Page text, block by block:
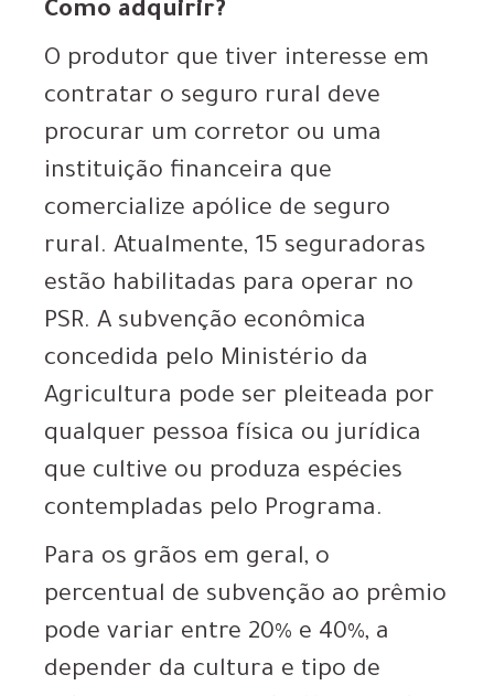
Como adquirir?
O produtor que tiver interesse em
contratar o seguro rural deve
procurar um corretor ou uma
instituição financeira que
comercialize apólice de seguro
rural. Atualmente, 15 seguradoras
estão habilitadas para operar no
PSR. A subvenção econômica
concedida pelo Ministério da
Agricultura pode ser pleiteada por
qualquer pessoa física ou jurídica
que cultive ou produza espécies
contempladas pelo Programa.
Para os grãos em geral, o
percentual de subvenção ao prêmio
pode variar entre 20% e 40%, a
depender da cultura e tipo de